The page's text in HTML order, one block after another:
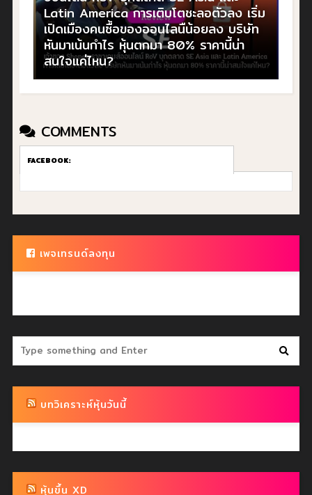
Latin America การเติบโตชะลอตัวลง เริ่ม
เปิดเมืองคนซื้อของออนไลนืน้อยลง บริษัท
หันมาเน้นกำไร หุ้นตกมา 80% ราคานี้น่า
สนใจแค่ไหน?
COMMENTS
FACEBOOK:
เพจเทรนด์ลงทุน
บทวิเคราะห์หุ้นวันนี้
หุ้นขึ้น XD